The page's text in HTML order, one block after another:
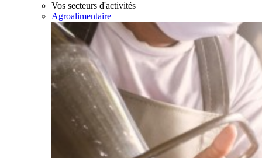
Vos secteurs d'activités
Agroalimentaire